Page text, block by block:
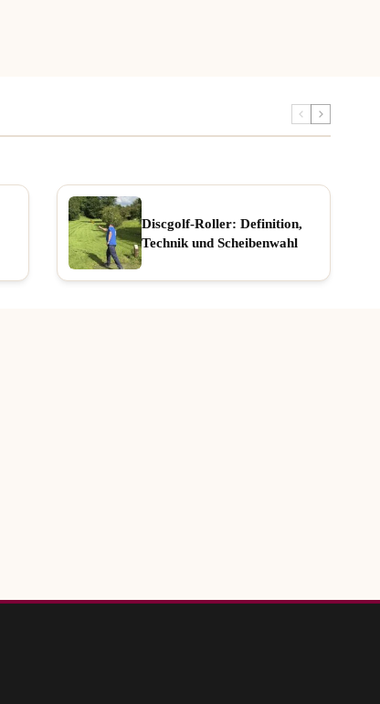
Discgolf-Roller: Definition,
Technik und Scheibenwahl